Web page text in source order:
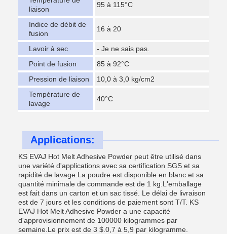
liaison
95 à 115°C
Indice de débit de
fusion
16 à 20
Lavoir à sec
- Je ne sais pas.
Point de fusion
85 à 92°C
Pression de liaison
10,0 à 3,0 kg/cm2
Température de
lavage
40°C
Applications:
KS EVAJ Hot Melt Adhesive Powder peut être utilisé dans
une variété d'applications avec sa certification SGS et sa
rapidité de lavage.La poudre est disponible en blanc et sa
quantité minimale de commande est de 1 kg.L'emballage
est fait dans un carton et un sac tissé. Le délai de livraison
est de 7 jours et les conditions de paiement sont T/T. KS
EVAJ Hot Melt Adhesive Powder a une capacité
d'approvisionnement de 100000 kilogrammes par
semaine.Le prix est de 3 $.0,7 à 5,9 par kilogramme.